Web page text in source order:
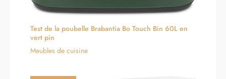
réactif est là pour vous aider.
Test de la poubelle Brabantia Bo Touch Bin 60L en
vert pin
Meubles de cuisine